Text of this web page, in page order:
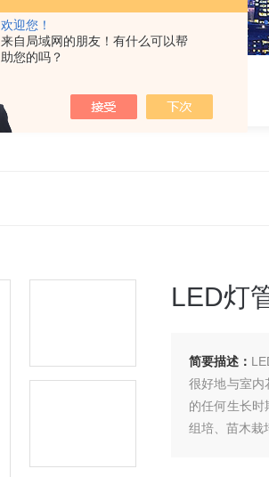
欢迎您！
来自局域网的朋友！有什么可以帮
助您的吗？
LED灯
简要描述：
很好地与室内
的任何生长
组培、苗木栽